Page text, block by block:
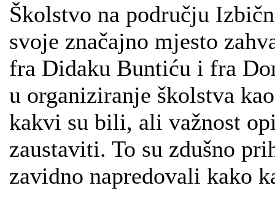
Školstvo na području
svoje značajno mjesto
fra Didaku Buntiću i fra
u organiziranje školstva
kakvi su bili, ali važnost
zaustaviti. To su zdušno
zavidno napredovali kako